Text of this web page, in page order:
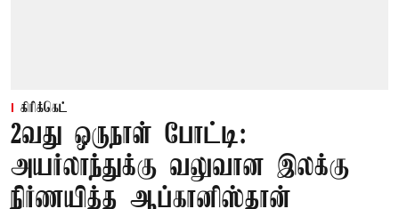
கிரிக்கெட்
2வது ஒருநாள் போட்டி:
அயர்லாந்துக்கு வலுவான இலக்கு
நிர்ணயித்த ஆப்கானிஸ்தான்